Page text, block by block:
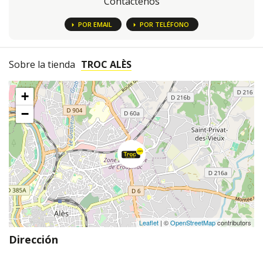
POR EMAIL POR TELÉFONO
Sobre la tienda TROC ALÈS
+
−
Leaflet | ©OpenStreetMapcontributors
Dirección